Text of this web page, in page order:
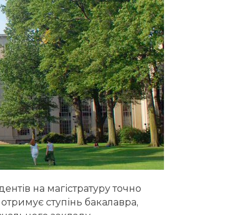
на магістратуру точно
отримує ступінь бакалавра,